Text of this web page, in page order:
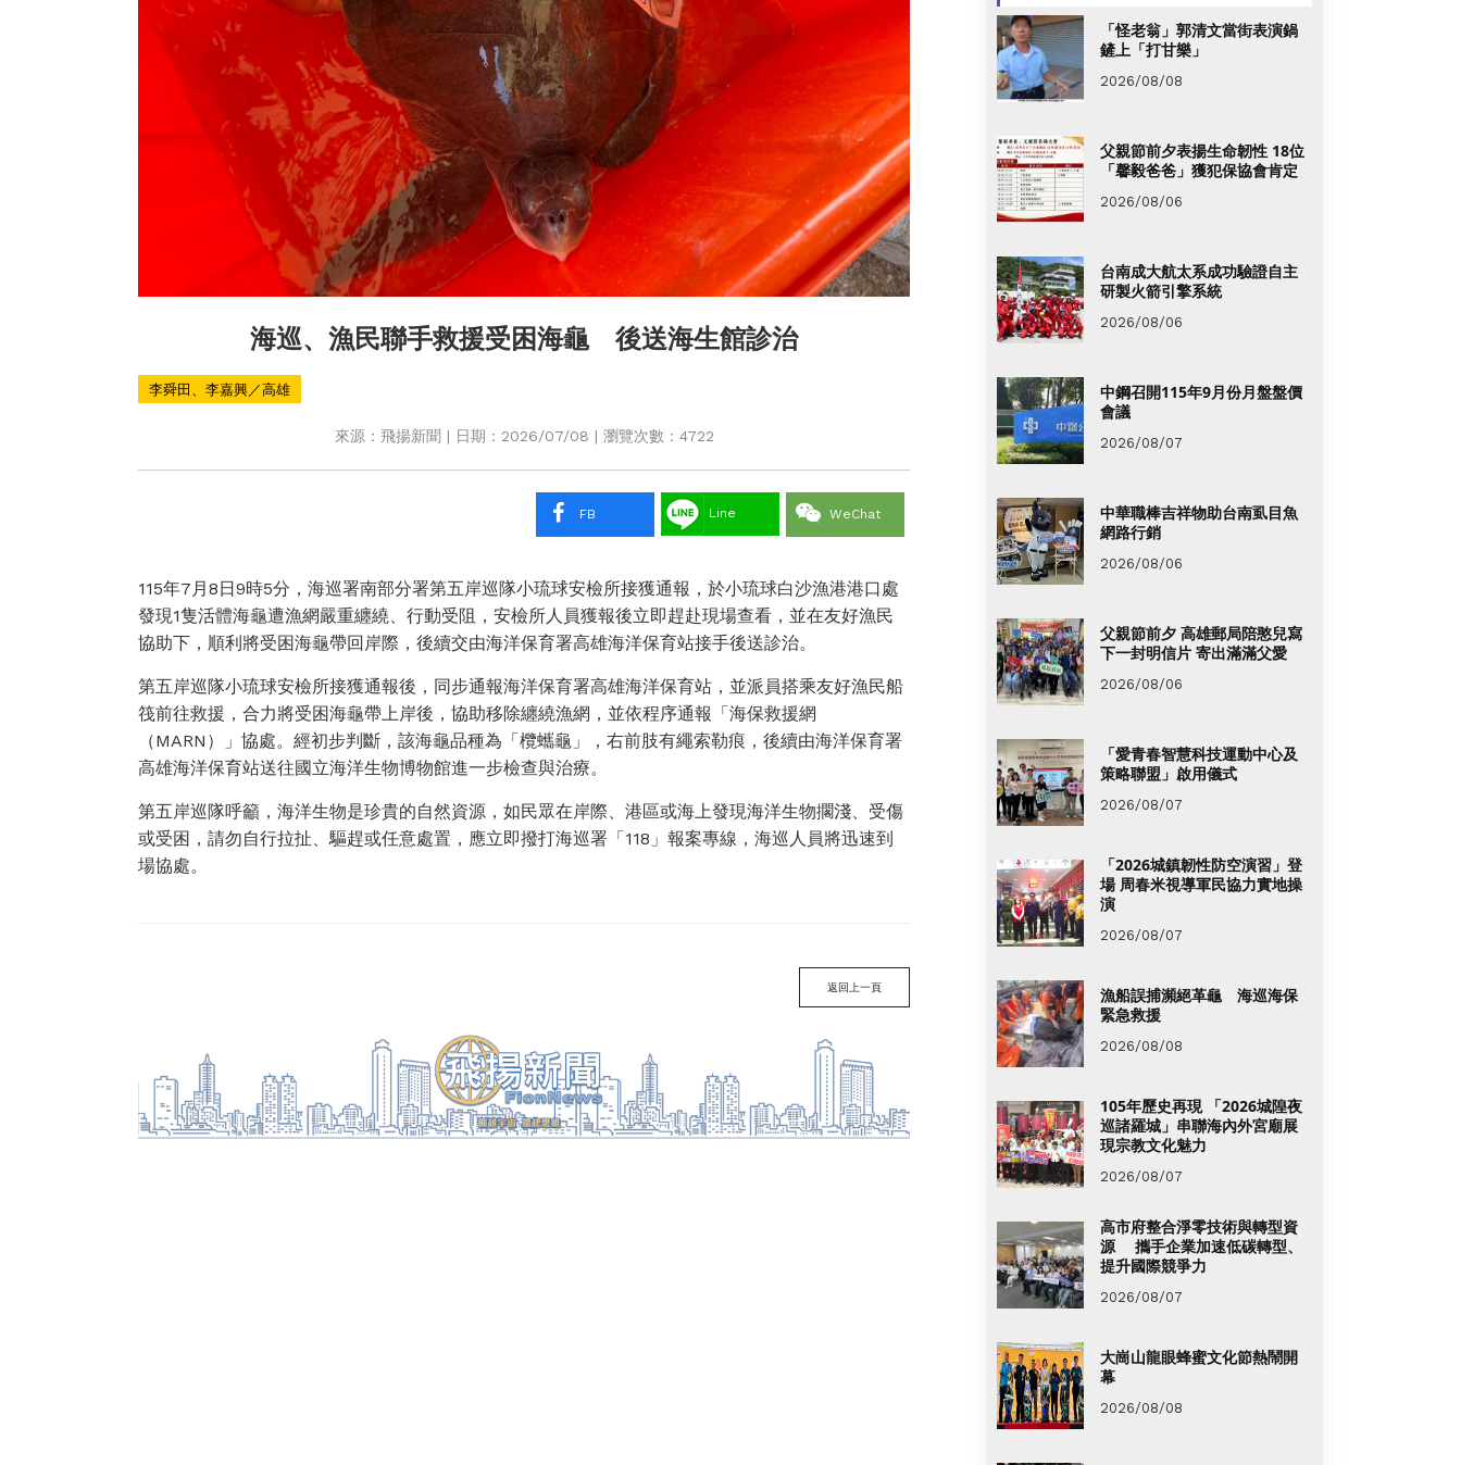
海巡、漁民聯手救援受困海龜 後送海生館診治
李舜田、李嘉興／高雄
來源：飛揚新聞 | 日期：2026/07/08 | 瀏覽次數：4722
FB Line WeChat
115年7月8日9時5分，海巡署南部分署第五岸巡隊小琉球安檢所接獲通報，於小琉球白沙漁港港口處
發現1隻活體海龜遭漁網嚴重纏繞、行動受阻，安檢所人員獲報後立即趕赴現場查看，並在友好漁民
協助下，順利將受困海龜帶回岸際，後續交由海洋保育署高雄海洋保育站接手後送診治。
第五岸巡隊小琉球安檢所接獲通報後，同步通報海洋保育署高雄海洋保育站，並派員搭乘友好漁民船
筏前往救援，合力將受困海龜帶上岸後，協助移除纏繞漁網，並依程序通報「海保救援網
（MARN）」協處。經初步判斷，該海龜品種為「欖蠵龜」，右前肢有繩索勒痕，後續由海洋保育署
高雄海洋保育站送往國立海洋生物博物館進一步檢查與治療。
第五岸巡隊呼籲，海洋生物是珍貴的自然資源，如民眾在岸際、港區或海上發現海洋生物擱淺、受傷
或受困，請勿自行拉扯、驅趕或任意處置，應立即撥打海巡署「118」報案專線，海巡人員將迅速到
場協處。
返回上一頁
「怪老翁」郭清文當街表演鍋
鏟上「打甘樂」
2026/08/08
父親節前夕表揚生命韌性 18位
「馨毅爸爸」獲犯保協會肯定
2026/08/06
台南成大航太系成功驗證自主
研製火箭引擎系統
2026/08/06
中鋼召開115年9月份月盤盤價
會議
2026/08/07
中華職棒吉祥物助台南虱目魚
網路行銷
2026/08/06
父親節前夕 高雄郵局陪憨兒寫
下一封明信片 寄出滿滿父愛
2026/08/06
「愛青春智慧科技運動中心及
策略聯盟」啟用儀式
2026/08/07
「2026城鎮韌性防空演習」登
場 周春米視導軍民協力實地操
演
2026/08/07
漁船誤捕瀕絕革龜 海巡海保
緊急救援
2026/08/08
105年歷史再現 「2026城隍夜
巡諸羅城」串聯海內外宮廟展
現宗教文化魅力
2026/08/07
高市府整合淨零技術與轉型資
源 攜手企業加速低碳轉型、
提升國際競爭力
2026/08/07
大崗山龍眼蜂蜜文化節熱鬧開
幕
2026/08/08